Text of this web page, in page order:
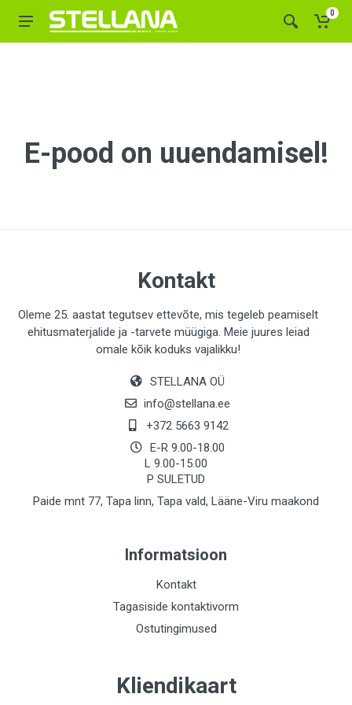
0
E-pood on uuendamisel!
Kontakt
Oleme 25. aastat tegutsev ettevõte, mis tegeleb peamiselt
ehitusmaterjalide ja -tarvete müügiga. Meie juures leiad
omale kõik koduks vajalikku!
STELLANA OÜ
info@stellana.ee
+372 5663 9142
E-R 9.00-18.00
L 9.00-15.00
P SULETUD
Paide mnt 77, Tapa linn, Tapa vald, Lääne-Viru maakond
Informatsioon
Kontakt
Tagasiside kontaktivorm
Ostutingimused
Kliendikaart